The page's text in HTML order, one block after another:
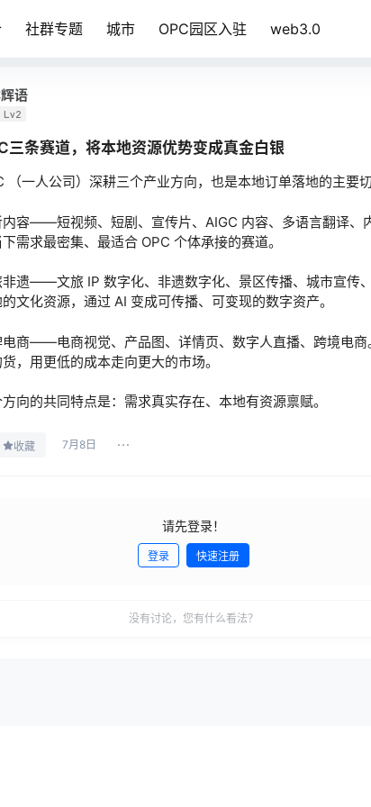
社群专题 城市 OPC园区入驻 web3.0
语
Lv2
三条赛道，将本地资源优势变成真金白银
（一人公司）深耕三个产业方向，也是本地订单落地的主要切
内容——短视频、短剧、宣传片、AIGC 内容、多语言翻译、
需求最密集、最适合 OPC 个体承接的赛道。
非遗——文旅 IP 数字化、非遗数字化、景区传播、城市宣传
文化资源，通过 AI 变成可传播、可变现的数字资产。
电商——电商视觉、产品图、详情页、数字人直播、跨境电商
，用更低的成本走向更大的市场。
向的共同特点是：需求真实存在、本地有资源禀赋。
收藏 7月8日
请先登录！
登录 快速注册
没有讨论，您有什么看法？